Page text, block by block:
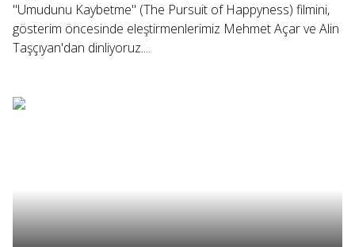
"Umudunu Kaybetme" (The Pursuit of Happyness) filmini,
gösterim öncesinde eleştirmenlerimiz Mehmet Açar ve Alin
Taşçıyan'dan dinliyoruz....